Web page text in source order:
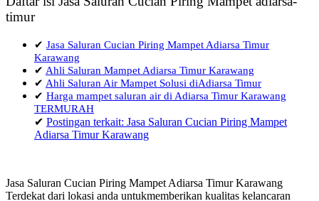
timur
✔ Jasa Saluran Cucian Piring Mampet Adiarsa Timur
Karawang
✔ Ahli Saluran Mampet Adiarsa Timur Karawang
✔ Ahli Saluran Air Mampet Solusi diAdiarsa Timur
✔ Harga mampet saluran air di Adiarsa Timur Karawang
TERMURAH
✔ Postingan terkait: Jasa Saluran Cucian Piring Mampet
Adiarsa Timur Karawang
Jasa Saluran Cucian Piring Mampet Adiarsa Timur Karawang
Terdekat dari lokasi anda untukmemberikan kualitas kelancaran